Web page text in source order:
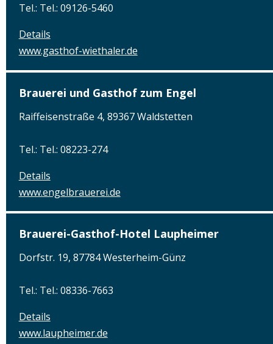
Tel.: Tel.: 09126-5460
Details
www.gasthof-wiethaler.de
Brauerei und Gasthof zum Engel
Raiffeisenstraße 4, 89367 Waldstetten
Tel.: Tel.: 08223-274
Details
www.engelbrauerei.de
Brauerei-Gasthof-Hotel Laupheimer
Dorfstr. 19, 87784 Westerheim-Günz
Tel.: Tel.: 08336-7663
Details
www.laupheimer.de